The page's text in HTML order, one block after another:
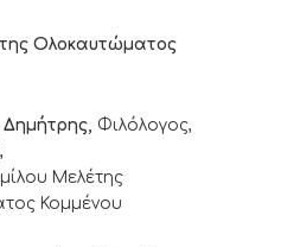
Ολοκαυτώματος
Φιλόλογος,
Μελέτης
Κομμένου